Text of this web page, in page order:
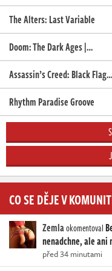
The Alters: Last Variable
Doom: The Dark Ages |…
Assassin’s Creed: Black Flag…
Rhythm Paradise Groove
CO SE DĚJE V
Zemlaokomentoval
nenadchne, ale ani
před 34 minutami